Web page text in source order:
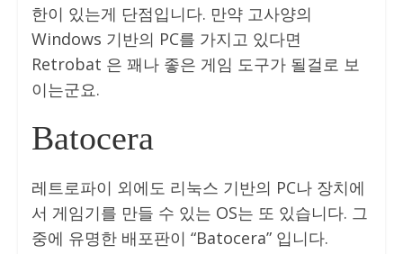
한이 있는게 단점입니다. 만약 고사양의
Windows 기반의 PC를 가지고 있다면
Retrobat 은 꽤나 좋은 게임 도구가 될걸로 보
이는군요.
Batocera
레트로파이 외에도 리눅스 기반의 PC나 장치에
서 게임기를 만들 수 있는 OS는 또 있습니다. 그
중에 유명한 배포판이 “Batocera” 입니다.